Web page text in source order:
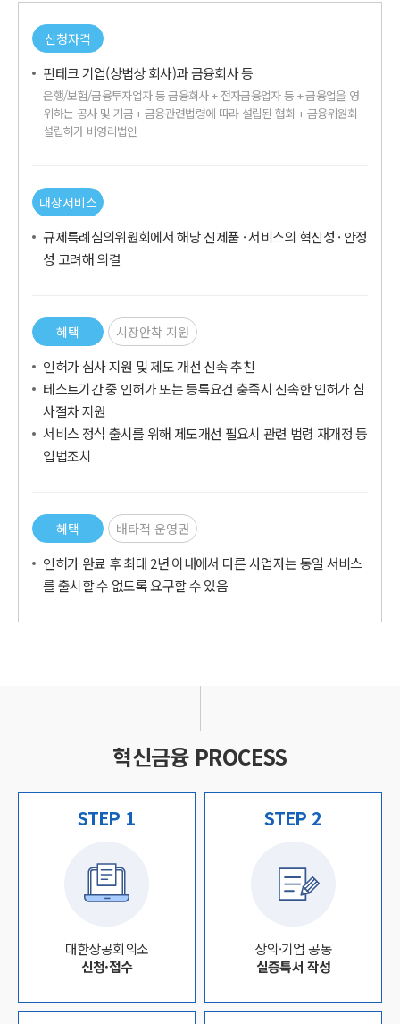
신청자격
핀테크 기업(상법상 회사)과 금융회사 등
은행/보험/금융투자업자 등 금융회사 + 전자금융업자 등 + 금융업을 영
위하는 공사 및 기금 + 금융관련법령에 따라 설립된 협회 + 금융위원회
설립허가 비영리법인
대상서비스
규제특례심의위원회에서 해당 신제품 · 서비스의 혁신성 · 안정
성 고려해 의결
혜택 시장안착 지원
인허가 심사 지원 및 제도 개선 신속 추친
테스트기간 중 인허가 또는 등록요건 충족시 신속한 인허가 심
사절차 지원
서비스 정식 출시를 위해 제도개선 필요시 관련 법령 재개정 등
입법조치
혜택 배타적 운영권
인허가 완료 후 최대 2년 이내에서 다른 사업자는 동일 서비스
를 출시할 수 없도록 요구할 수 있음
혁신금융 PROCESS
STEP 1
대한상공회의소
신청·접수
STEP 2
상의·기업 공동
실증특서 작성